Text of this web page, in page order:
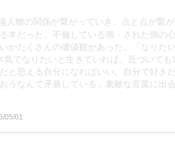
人物の関係が繋がっていき、点と点が繋が
本だった。不倫している側・された側の
がたくさんの価値観があった。「なりた
でなりたいと生きていれば、近づいても
と思える自分になればいい。自分で好き
うなんて矛盾している」素敵な言葉に出
05/01